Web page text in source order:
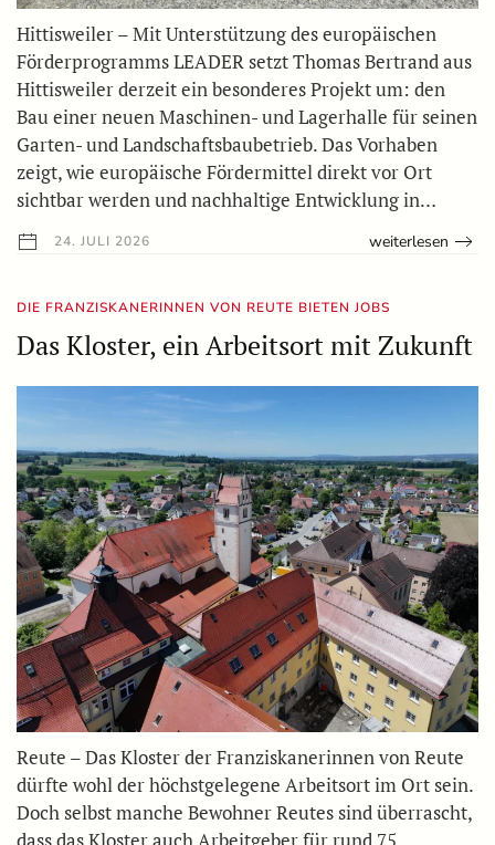
Hittisweiler – Mit Unterstützung des europäischen
Förderprogramms LEADER setzt Thomas Bertrand aus
Hittisweiler derzeit ein besonderes Projekt um: den
Bau einer neuen Maschinen- und Lagerhalle für seinen
Garten- und Landschaftsbaubetrieb. Das Vorhaben
zeigt, wie europäische Fördermittel direkt vor Ort
sichtbar werden und nachhaltige Entwicklung in…
24. JULI 2026 weiterlesen
DIE FRANZISKANERINNEN VON REUTE BIETEN JOBS
Das Kloster, ein Arbeitsort mit Zukunft
Reute – Das Kloster der Franziskanerinnen von Reute
dürfte wohl der höchstgelegene Arbeitsort im Ort sein.
Doch selbst manche Bewohner Reutes sind überrascht,